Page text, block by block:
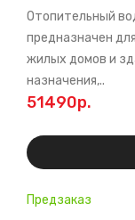
Предзаказ
Отопительный
предназначен
жилых домов и
назначения,..
51490р.